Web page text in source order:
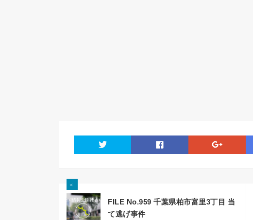
twitter
＜
FILE No.959 千葉県柏市富里3丁目 当
て逃げ事件